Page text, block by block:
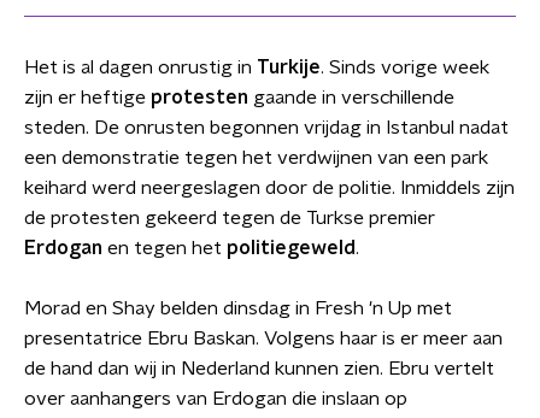
Het is al dagen onrustig in Turkije. Sinds vorige week
zijn er heftige protesten gaande in verschillende
steden. De onrusten begonnen vrijdag in Istanbul nadat
een demonstratie tegen het verdwijnen van een park
keihard werd neergeslagen door de politie. Inmiddels zijn
de protesten gekeerd tegen de Turkse premier
Erdogan en tegen het politiegeweld.
Morad en Shay belden dinsdag in Fresh 'n Up met
presentatrice Ebru Baskan. Volgens haar is er meer aan
de hand dan wij in Nederland kunnen zien. Ebru vertelt
over aanhangers van Erdogan die inslaan op